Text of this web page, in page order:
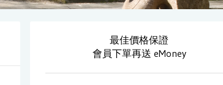
最佳價格保證
會員下單再送 eMoney